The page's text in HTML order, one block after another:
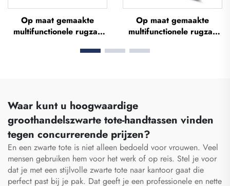
Op maat gemaakte
multifunctionele rugzak
en fitnesszak voor
schoenen, reistas,
duffelbag
Op maat gemaakte
multifunctionele rugzak
sport en fitness,
geschikt voor zowel
vrouwen als mannen
Waar kunt u hoogwaardige
groothandelszwarte tote-handtassen vinden
tegen concurrerende prijzen?
En een zwarte tote is niet alleen bedoeld voor vrouwen. Veel
mensen gebruiken hem voor het werk of op reis. Stel je voor
dat je met een stijlvolle zwarte tote naar kantoor gaat die
perfect past bij je pak. Dat geeft je een professionele en nette